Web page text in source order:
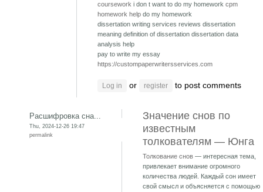
coursework i don t want to do my homework cpm
homework help do my homework
dissertation writing services reviews dissertation
meaning definition of dissertation dissertation data
analysis help
pay to write my essay
https://custompaperwritersservices.com
Log in or register to post comments
Расшифровка сна...
Thu, 2024-12-26 19:47
permalink
Значение снов по
известным
толкователям — Юнга
Толкование снов — интересная тема,
привлекает внимание огромного
количества людей. Каждый сон имеет
свой смысл и объясняется с помощью